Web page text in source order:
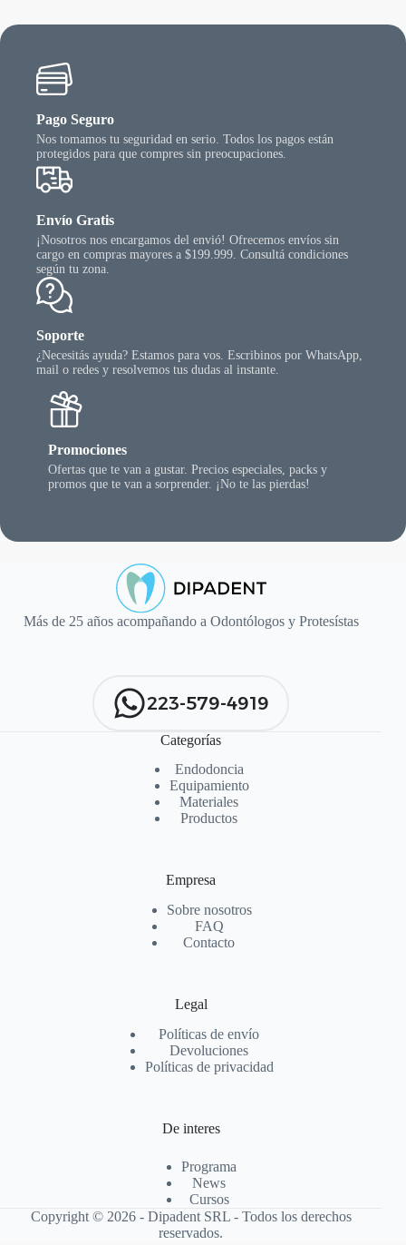
Pago Seguro
Nos tomamos tu seguridad en serio. Todos los pagos están
protegidos para que compres sin preocupaciones.
Envío Gratis
¡Nosotros nos encargamos del envió! Ofrecemos envíos sin
cargo en compras mayores a $199.999. Consultá condiciones
según tu zona.
Soporte
¿Necesitás ayuda? Estamos para vos. Escribinos por WhatsApp,
mail o redes y resolvemos tus dudas al instante.
Promociones
Ofertas que te van a gustar. Precios especiales, packs y
promos que te van a sorprender. ¡No te las pierdas!
Más de 25 años acompañando a Odontólogos y Protesístas
223-579-4919
Categorías
Endodoncia
Equipamiento
Materiales
Productos
Empresa
Sobre nosotros
FAQ
Contacto
Legal
Políticas de envío
Devoluciones
Políticas de privacidad
De interes
Programa
News
Cursos
Copyright © 2026 - Dipadent SRL - Todos los derechos
reservados.